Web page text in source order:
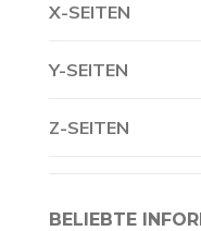
X-SEITEN
Y-SEITEN
Z-SEITEN
BELIEBTE